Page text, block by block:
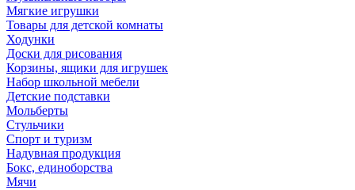
Мягкие игрушки
Товары для детской комнаты
Ходунки
Доски для рисования
Корзины, ящики для игрушек
Набор школьной мебели
Детские подставки
Мольберты
Стульчики
Спорт и туризм
Надувная продукция
Бокс, единоборства
Мячи